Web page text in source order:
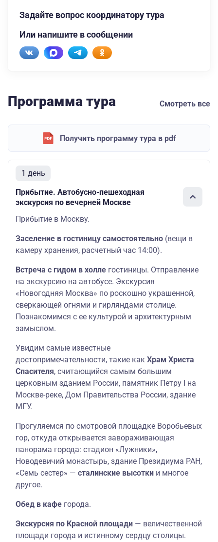
Задайте вопрос координатору тура
Или напишите в сообщении
Программа тура Смотреть все
Получить программу тура в pdf
1 день
Прибытие. Автобусно-пешеходная
экскурсия по вечерней Москве
Прибытие в Москву.
Заселение в гостиницу самостоятельно (вещи в
камеру хранения, расчетный час 14:00).
Встреча с гидом в холле гостиницы. Отправление
на экскурсию на автобусе. Экскурсия
«Новогодняя Москва» по роскошно украшенной,
сверкающей огнями и гирляндами столице.
Познакомимся с ее культурой и архитектурным
замыслом.
Увидим самые известные
достопримечательности, такие как Храм Христа
Спасителя, считающийся самым большим
церковным зданием России, памятник Петру I на
Москве-реке, Дом Правительства России, здание
МГУ.
Прогуляемся по смотровой площадке Воробьевых
гор, откуда открывается завораживающая
панорама города: стадион «Лужники»,
Новодевичий монастырь, здание Президиума РАН,
«Семь сестер» — сталинские высотки и многое
другое.
Обед в кафе города.
Экскурсия по Красной площади — величественной
площади города и истинному сердцу столицы.